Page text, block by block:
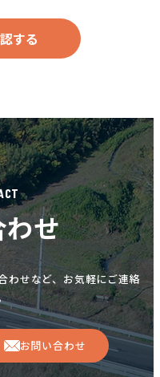
講じ、従業員だけでなく
異なる場合、訂正や削除
苦情に対し、適切・迅速
イト内で適用されるもの
口＞
い合せは下記までご連
1361
ついて】
提供、またユーザビリ
せ
わせなど、お気軽にご連絡
お問い合わせ